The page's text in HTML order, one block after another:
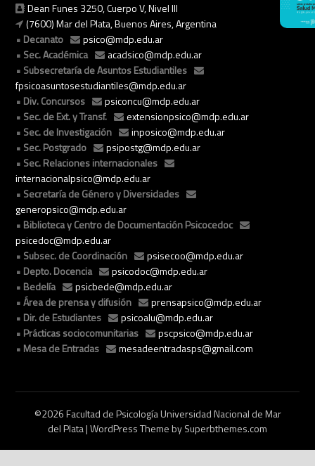
Dean Funes 3250, Cuerpo V, Nivel III
(7600) Mar del Plata, Buenos Aires, Argentina
Decanato
psico@mdp.edu.ar
Sec. Académica
acadsico@mdp.edu.ar
Subsecretaría de Asuntos Estudiantiles
fpsicoasuntosestudiantiles@mdp.edu.ar
Div. Concursos
psiconcu@mdp.edu.ar
Sec. de Ext. y Transf.
extensionpsico@mdp.edu.ar
Sec. de Investigación
inposico@mdp.edu.ar
Sec. Postgrado
psipostg@mdp.edu.ar
Sec. Relaciones internacionales
internacionalpsico@mdp.edu.ar
Secretaría de Género y Diversidades
generopsico@mdp.edu.ar
Biblioteca y Centro de Documentación Psicocedoc
psicedoc@mdp.edu.ar
Subsec. de Coordinación
psisecoo@mdp.edu.ar
Depto. Docencia
psicodoc@mdp.edu.ar
Bedelía
psicbede@mdp.edu.ar
Área de prensa y difusión
prensapsico@mdp.edu.ar
Dir. de Estudiantes
psicoalu@mdp.edu.ar
Prácticas sociocomunitarias
pscpsico@mdp.edu.ar
Mesa de Entradas
mesadeentradasps@gmail.com
©2026 Facultad de Psicología Universidad Nacional de Mar
del Plata| WordPress Theme bySuperbthemes.com